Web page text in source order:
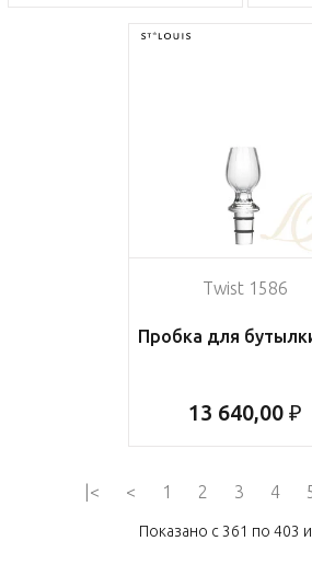
Twist 1586
Пробка для
13 640,00 ₽
|< < 1 2 3 4
Показано с 361 по 403